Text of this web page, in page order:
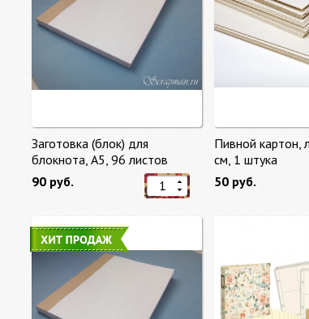
Заготовка (блок) для
блокнота, А5, 96 листов
90 руб.
Пивной картон,
cм, 1 штука
50 руб.